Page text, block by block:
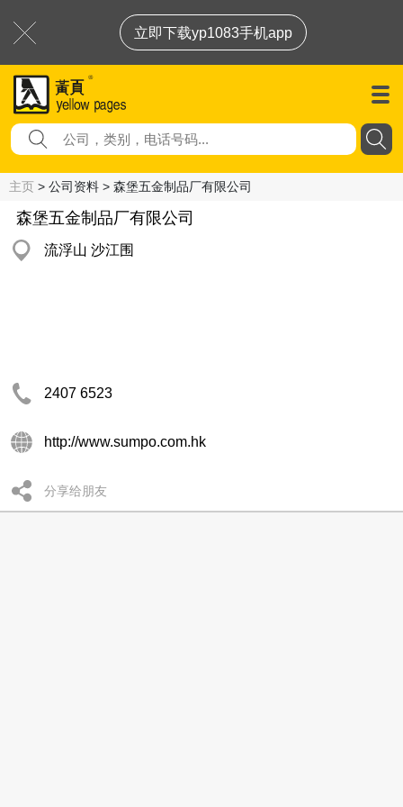
立即下载yp1083手机app
主页 > 公司资料 > 森堡五金制品厂有限公司
森堡五金制品厂有限公司
流浮山 沙江围
2407 6523
http://www.sumpo.com.hk
分享给朋友